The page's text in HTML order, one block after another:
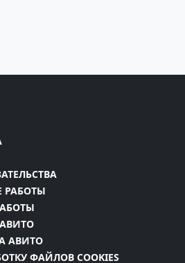
РАБОТЫ
АВИТО
ФАЙЛОВ COOKIES